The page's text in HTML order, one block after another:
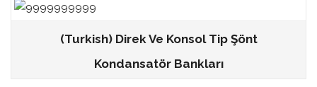
(Turkish) Direk Ve Konsol Tip Şönt
Kondansatör Bankları